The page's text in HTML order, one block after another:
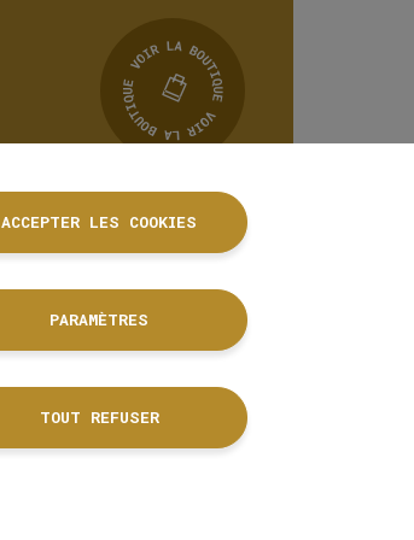
ACCEPTER LES COOKIES
PARAMÈTRES
TOUT REFUSER